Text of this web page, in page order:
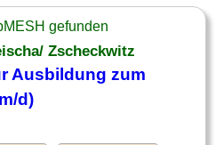
gefunden
Zscheckwitz
Ausbildung zum
d)